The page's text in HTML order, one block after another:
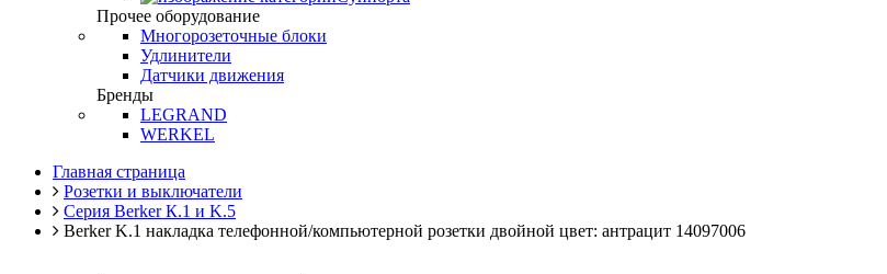
Прочее оборудование
Многорозеточные блоки
Удлинители
Датчики движения
Бренды
LEGRAND
WERKEL
Главная страница
Розетки и выключатели
Серия Berker К.1 и K.5
Berker K.1 накладка телефонной/компьютерной розетки двойной цвет: антрацит 14097006